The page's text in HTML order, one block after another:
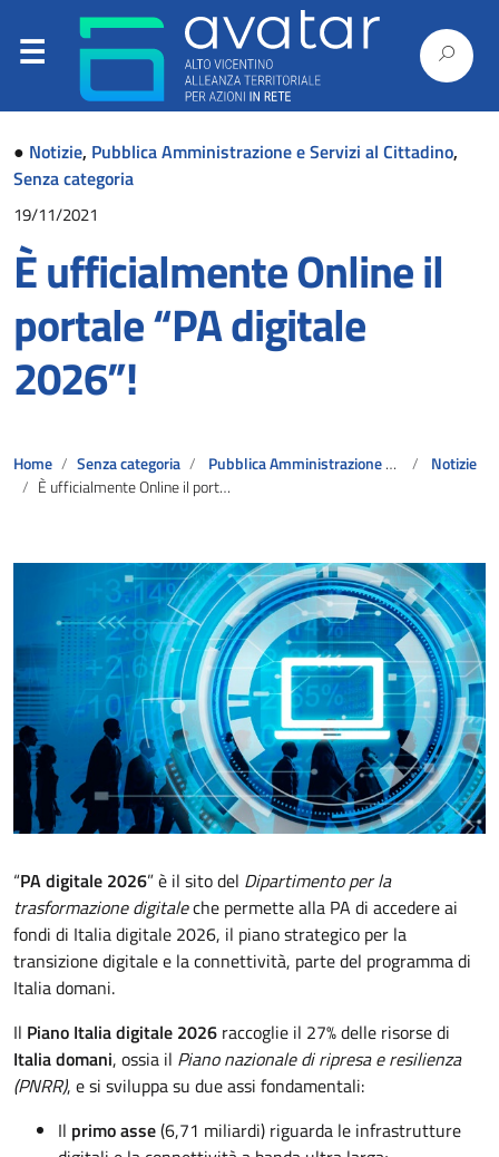
● Notizie, Pubblica Amministrazione e Servizi al Cittadino,
Senza categoria
19/11/2021
È ufficialmente Online il
portale “PA digitale
2026”!
Home Senza categoria Pubblica Amministrazione e Servizi al Cittadino
Notizie
È ufficialmente Online il portale “PA digitale 2026”!
“PA digitale 2026” è il sito del Dipartimento per la
trasformazione digitaleche permette alla PA di accedere ai
fondi di Italia digitale 2026, il piano strategico per la
transizione digitale e la connettività, parte del programma di
Italia domani.
Il Piano Italia digitale 2026 raccoglie il 27% delle risorse di
Italia domani, ossia il Piano nazionale di ripresa e resilienza
(PNRR), e si sviluppa su due assi fondamentali:
Il primo asse(6,71 miliardi) riguarda le infrastrutture